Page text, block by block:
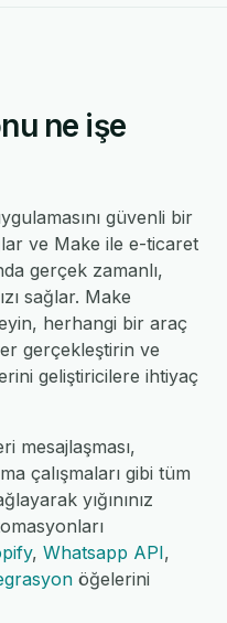
ne işe
güvenli bir
ve Make ile e-ticaret
gerçek zamanlı,
sağlar. Make
herhangi bir araç
gerçekleştirin ve
geliştiricilere ihtiyaç
mesajlaşması,
çalışmaları gibi tüm
yığınınız
, Whatsapp API,
öğelerini